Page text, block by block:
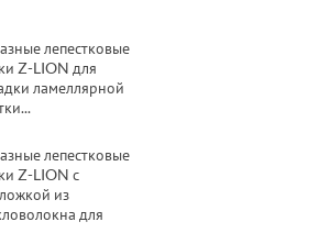
лепестковые
Z-LION для
ламеллярной
лепестковые
Z-LION с
из
для